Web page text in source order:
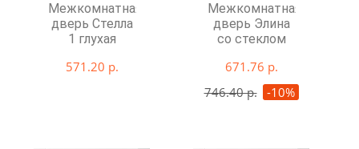
Межкомнатная
дверь Стелла
1 глухая
571.20 р.
Межкомнатная
дверь Элина
со стеклом
671.76 р.
746.40 р.
-10%